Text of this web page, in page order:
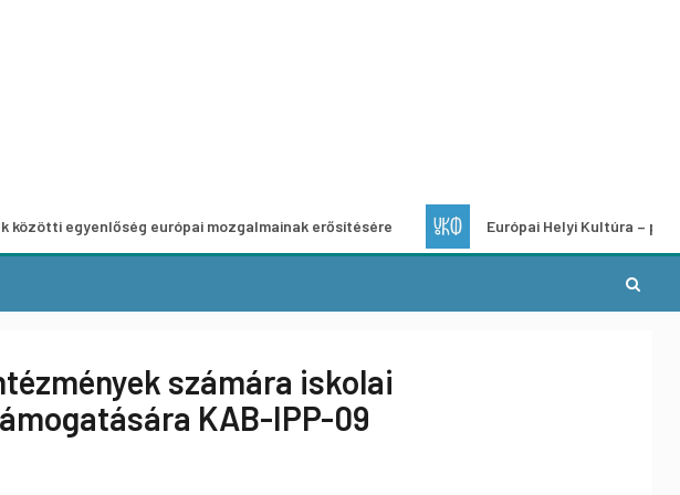
európai mozgalmainak erősítésére Európai Helyi Kultúra – pályázat
számára iskolai
KAB-IPP-09